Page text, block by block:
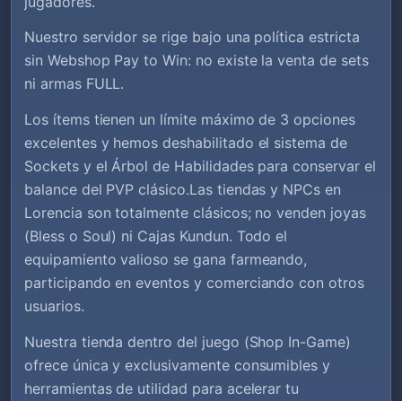
Nuestro servidor se rige bajo una política estricta
sin Webshop Pay to Win: no existe la venta de sets
ni armas FULL.
Los ítems tienen un límite máximo de 3 opciones
excelentes y hemos deshabilitado el sistema de
Sockets y el Árbol de Habilidades para conservar el
balance del PVP clásico.Las tiendas y NPCs en
Lorencia son totalmente clásicos; no venden joyas
(Bless o Soul) ni Cajas Kundun. Todo el
equipamiento valioso se gana farmeando,
participando en eventos y comerciando con otros
usuarios.
Nuestra tienda dentro del juego (Shop In-Game)
ofrece única y exclusivamente consumibles y
herramientas de utilidad para acelerar tu